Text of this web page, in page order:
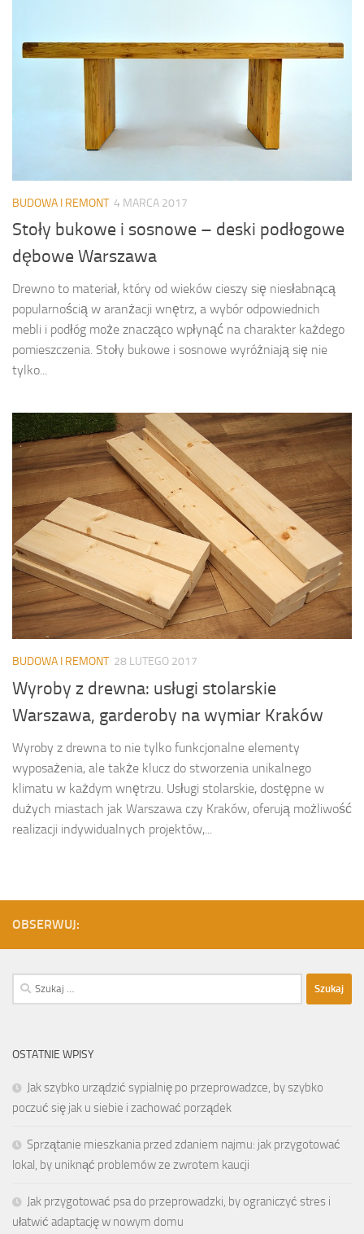
BUDOWA I REMONT 4 MARCA 2017
Stoły bukowe i sosnowe – deski podłogowe
dębowe Warszawa
Drewno to materiał, który od wieków cieszy się niesłabnącą
popularnością w aranżacji wnętrz, a wybór odpowiednich
mebli i podłóg może znacząco wpłynąć na charakter każdego
pomieszczenia. Stoły bukowe i sosnowe wyróżniają się nie
tylko...
BUDOWA I REMONT 28 LUTEGO 2017
Wyroby z drewna: usługi stolarskie
Warszawa, garderoby na wymiar Kraków
Wyroby z drewna to nie tylko funkcjonalne elementy
wyposażenia, ale także klucz do stworzenia unikalnego
klimatu w każdym wnętrzu. Usługi stolarskie, dostępne w
dużych miastach jak Warszawa czy Kraków, oferują możliwość
realizacji indywidualnych projektów,...
OBSERWUJ:
Szukaj:
OSTATNIE WPISY
Jak szybko urządzić sypialnię po przeprowadzce, by szybko
poczuć się jak u siebie i zachować porządek
Sprzątanie mieszkania przed zdaniem najmu: jak przygotować
lokal, by uniknąć problemów ze zwrotem kaucji
Jak przygotować psa do przeprowadzki, by ograniczyć stres i
ułatwić adaptację w nowym domu